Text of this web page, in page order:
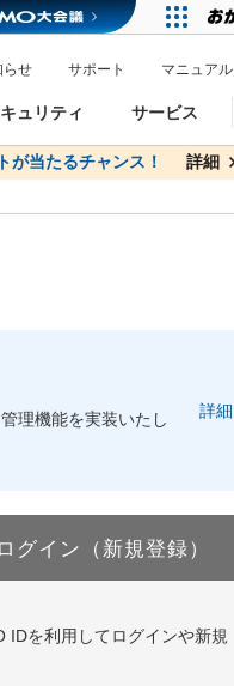
ュリティ サービス
らせ サポート マニュアル
む最新の機能を使う方
可能
む最新の機能を使う方
能
当たるチャンス！ 詳細
詳細
理機能を実装いたし
詳細
グイン（新規登録）
IDを利用してログインや新規